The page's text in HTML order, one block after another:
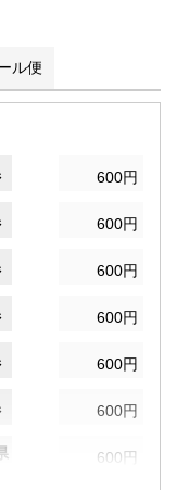
ル便
600円
600円
600円
600円
600円
600円
600円